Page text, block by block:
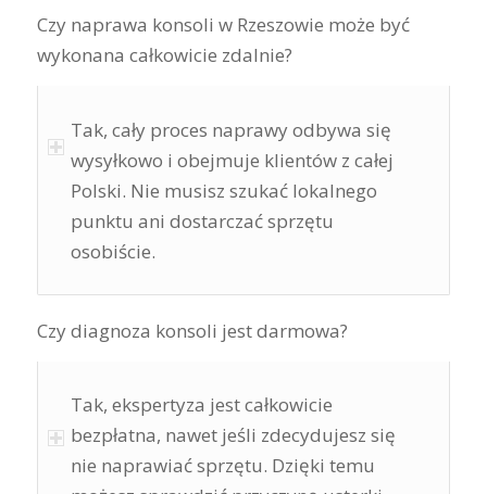
Czy naprawa konsoli w Rzeszowie może być
wykonana całkowicie zdalnie?
Tak, cały proces naprawy odbywa się
wysyłkowo i obejmuje klientów z całej
Polski. Nie musisz szukać lokalnego
punktu ani dostarczać sprzętu
osobiście.
Czy diagnoza konsoli jest darmowa?
Tak, ekspertyza jest całkowicie
bezpłatna, nawet jeśli zdecydujesz się
nie naprawiać sprzętu. Dzięki temu